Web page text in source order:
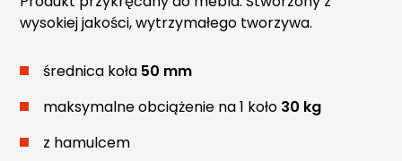
wysokiej jakości, wytrzymałego tworzywa.
średnica koła 50 mm
maksymalne obciążenie na 1 koło 30 kg
z hamulcem